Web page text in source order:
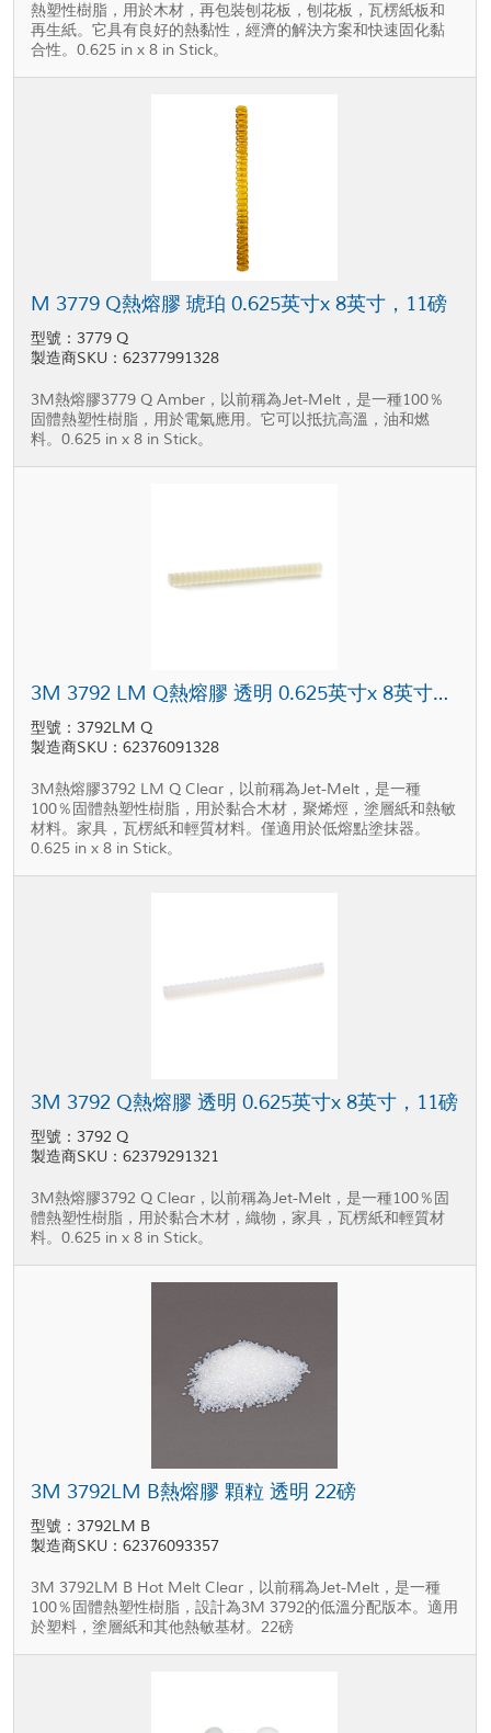
熱塑性樹脂，用於木材，再包裝刨花板，刨花板，瓦楞紙板和
再生紙。它具有良好的熱黏性，經濟的解決方案和快速固化黏
合性。0.625 in x 8 in Stick。
M 3779 Q熱熔膠 琥珀 0.625英寸x 8英寸，11磅
型號：3779 Q
製造商SKU：62377991328
3M熱熔膠3779 Q Amber，以前稱為Jet-Melt，是一種100％
固體熱塑性樹脂，用於電氣應用。它可以抵抗高溫，油和燃
料。0.625 in x 8 in Stick。
3M 3792 LM Q熱熔膠 透明 0.625英寸x 8英寸，11磅
型號：3792LM Q
製造商SKU：62376091328
3M熱熔膠3792 LM Q Clear，以前稱為Jet-Melt，是一種
100％固體熱塑性樹脂，用於黏合木材，聚烯烴，塗層紙和熱敏
材料。家具，瓦楞紙和輕質材料。僅適用於低熔點塗抹器。
0.625 in x 8 in Stick。
3M 3792 Q熱熔膠 透明 0.625英寸x 8英寸，11磅
型號：3792 Q
製造商SKU：62379291321
3M熱熔膠3792 Q Clear，以前稱為Jet-Melt，是一種100％固
體熱塑性樹脂，用於黏合木材，織物，家具，瓦楞紙和輕質材
料。0.625 in x 8 in Stick。
3M 3792LM B熱熔膠 顆粒 透明 22磅
型號：3792LM B
製造商SKU：62376093357
3M 3792LM B Hot Melt Clear，以前稱為Jet-Melt，是一種
100％固體熱塑性樹脂，設計為3M 3792的低溫分配版本。適用
於塑料，塗層紙和其他熱敏基材。22磅